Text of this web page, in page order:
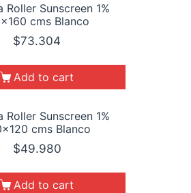
Roller Sunscreen 1%
cms Blanco
$73.304
Add to cart
Roller Sunscreen 1%
cms Blanco
$49.980
Add to cart